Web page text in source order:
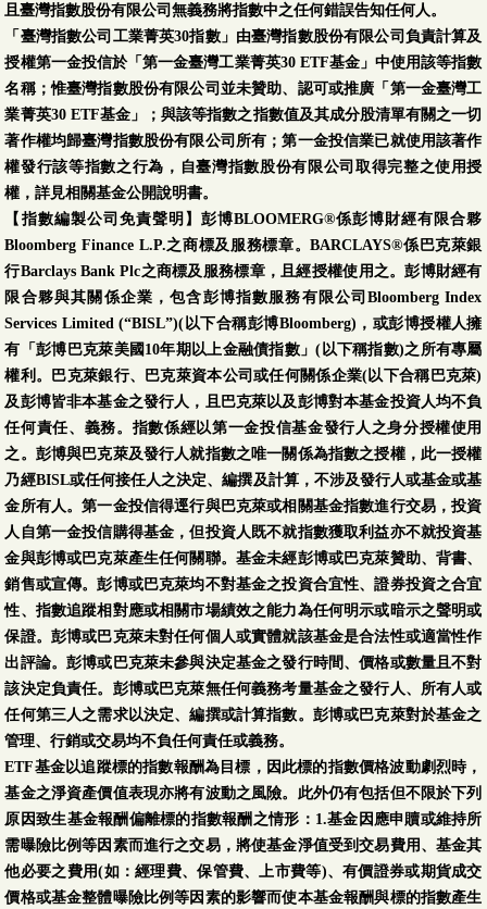
且臺灣指數股份有限公司無義務將指數中之任何錯誤告知任何人。
「臺灣指數公司工業菁英30指數」由臺灣指數股份有限公司負責計算及
授權第一金投信於「第一金臺灣工業菁英30 ETF基金」中使用該等指數
名稱；惟臺灣指數股份有限公司並未贊助、認可或推廣「第一金臺灣工
業菁英30 ETF基金」；與該等指數之指數值及其成分股清單有關之一切
著作權均歸臺灣指數股份有限公司所有；第一金投信業已就使用該著作
權發行該等指數之行為，自臺灣指數股份有限公司取得完整之使用授
權，詳見相關基金公開說明書。
【指數編製公司免責聲明】彭博BLOOMERG®係彭博財經有限合夥
Bloomberg Finance L.P.之商標及服務標章。BARCLAYS®係巴克萊銀
行Barclays Bank Plc之商標及服務標章，且經授權使用之。彭博財經有
限合夥與其關係企業，包含彭博指數服務有限公司Bloomberg Index
Services Limited (“BISL”)(以下合稱彭博Bloomberg)，或彭博授權人擁
有「彭博巴克萊美國10年期以上金融債指數」(以下稱指數)之所有專屬
權利。巴克萊銀行、巴克萊資本公司或任何關係企業(以下合稱巴克萊)
及彭博皆非本基金之發行人，且巴克萊以及彭博對本基金投資人均不負
任何責任、義務。指數係經以第一金投信基金發行人之身分授權使用
之。彭博與巴克萊及發行人就指數之唯一關係為指數之授權，此一授權
乃經BISL或任何接任人之決定、編撰及計算，不涉及發行人或基金或基
金所有人。第一金投信得逕行與巴克萊或相關基金指數進行交易，投資
人自第一金投信購得基金，但投資人既不就指數獲取利益亦不就投資基
金與彭博或巴克萊產生任何關聯。基金未經彭博或巴克萊贊助、背書、
銷售或宣傳。彭博或巴克萊均不對基金之投資合宜性、證券投資之合宜
性、指數追蹤相對應或相關市場績效之能力為任何明示或暗示之聲明或
保證。彭博或巴克萊未對任何個人或實體就該基金是合法性或適當性作
出評論。彭博或巴克萊未參與決定基金之發行時間、價格或數量且不對
該決定負責任。彭博或巴克萊無任何義務考量基金之發行人、所有人或
任何第三人之需求以決定、編撰或計算指數。彭博或巴克萊對於基金之
管理、行銷或交易均不負任何責任或義務。
ETF基金以追蹤標的指數報酬為目標，因此標的指數價格波動劇烈時，
基金之淨資產價值表現亦將有波動之風險。此外仍有包括但不限於下列
原因致生基金報酬偏離標的指數報酬之情形：1.基金因應申贖或維持所
需曝險比例等因素而進行之交易，將使基金淨值受到交易費用、基金其
他必要之費用(如：經理費、保管費、上市費等)、有價證券或期貨成交
價格或基金整體曝險比例等因素的影響而使本基金報酬與標的指數產生